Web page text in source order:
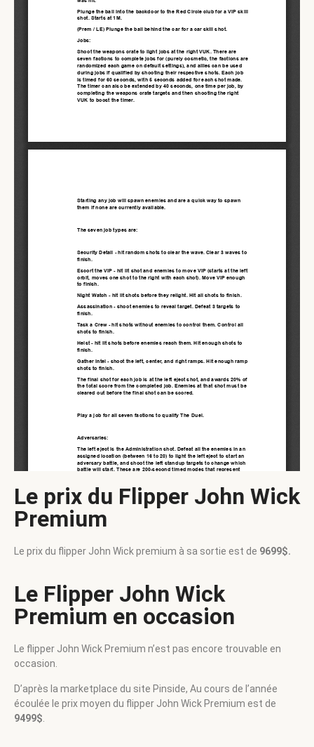
Le prix du Flipper John Wick
Premium
Le prix du flipper John Wick premium à sa sortie est de 9699$.
Le Flipper John Wick
Premium en occasion
Le flipper John Wick Premium n’est pas encore trouvable en
occasion.
D’après la marketplace du site Pinside, Au cours de l’année
écoulée le prix moyen du flipper John Wick Premium est de
9499$